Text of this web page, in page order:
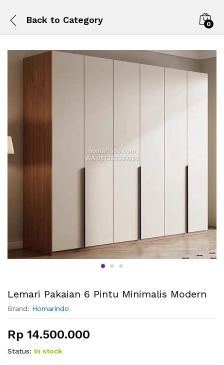
Back to Category 0
Lemari Pakaian 6 Pintu Minimalis Modern
Brand: Homarindo
Rp 14.500.000
Status: In stock